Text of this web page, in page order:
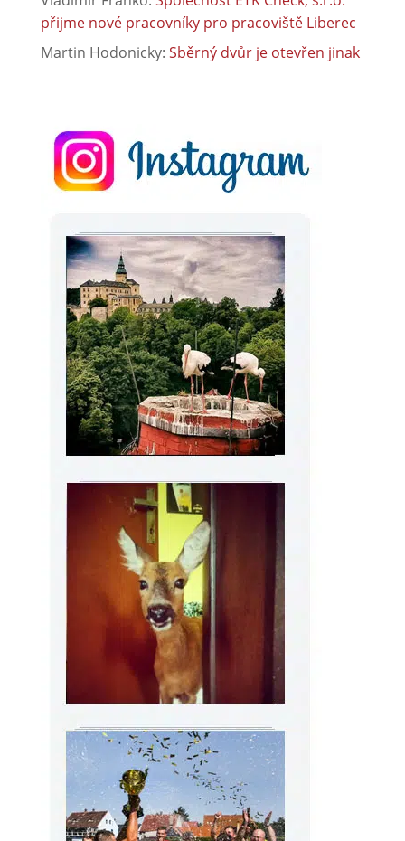
přijme nové pracovníky pro pracoviště Liberec
Martin Hodonicky: Sběrný dvůr je otevřen jinak